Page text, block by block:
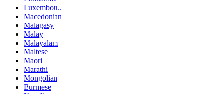
Luxembou..
Macedonian
Malagasy
Malay
Malayalam
Maltese
Maori
Marathi
Mongolian
Burmese